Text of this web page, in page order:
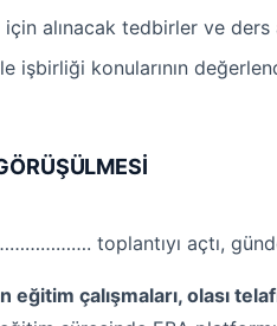
için alınacak tedbirler ve
işbirliği konularının
toplantıyı açtı,
eğitim çalışmaları, olası